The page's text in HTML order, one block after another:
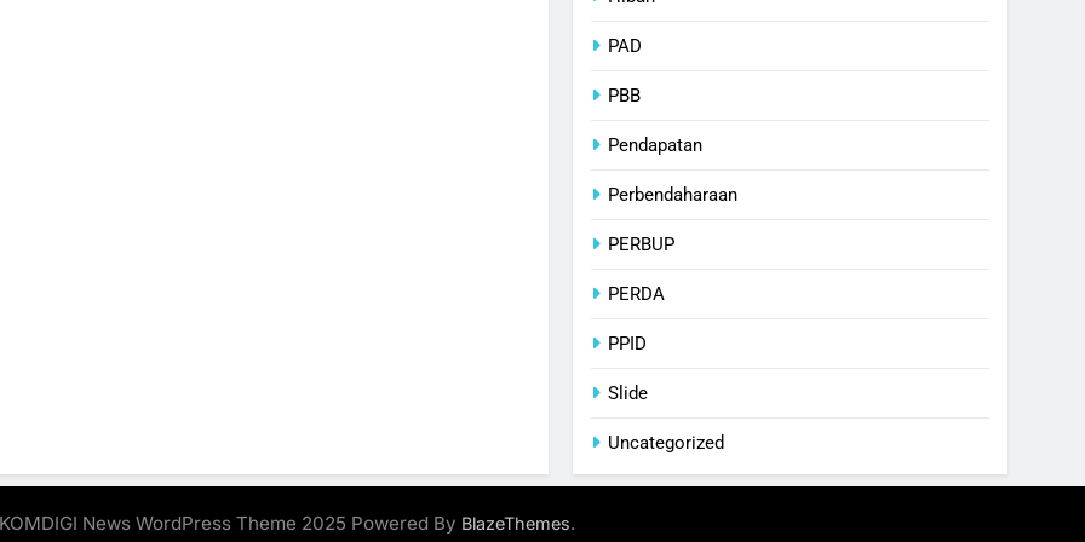
PAD
PBB
Pendapatan
Perbendaharaan
PERBUP
PERDA
PPID
Slide
Uncategorized
News WordPress Theme 2025 Powered By BlazeThemes.